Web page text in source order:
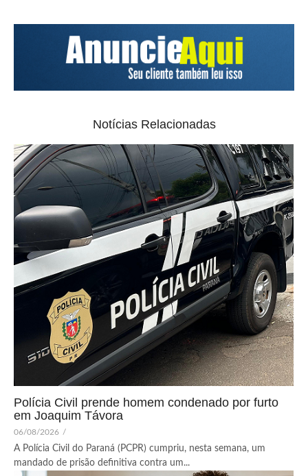
Notícias Relacionadas
Polícia Civil prende homem condenado por furto
em Joaquim Távora
06/08/2026 /
A Polícia Civil do Paraná (PCPR) cumpriu, nesta semana, um
mandado de prisão definitiva contra um...